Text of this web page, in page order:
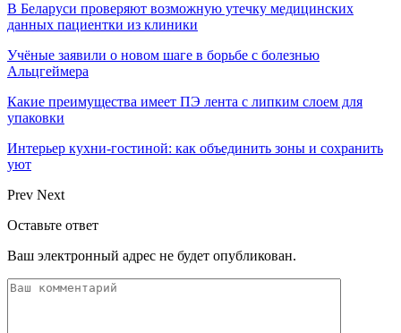
В Беларуси проверяют возможную утечку медицинских
данных пациентки из клиники
Учёные заявили о новом шаге в борьбе с болезнью
Альцгеймера
Какие преимущества имеет ПЭ лента с липким слоем для
упаковки
Интерьер кухни-гостиной: как объединить зоны и сохранить
уют
Prev Next
Оставьте ответ
Ваш электронный адрес не будет опубликован.